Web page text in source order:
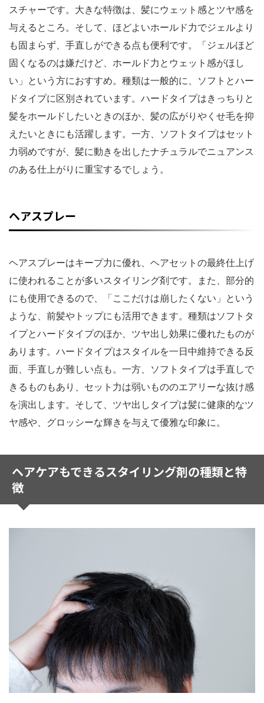
スチャーです。大きな特徴は、髪にウェット感とツヤ感を
与えるところ。そして、ほどよいホールド力でジェルより
も固まらず、手直しができる点も便利です。「ジェルほど
固くなるのは嫌だけど、ホールド力とウェット感がほし
い」という方におすすめ。種類は一般的に、ソフトとハー
ドタイプに区別されています。ハードタイプはきっちりと
髪をホールドしたいときのほか、髪の広がりやくせ毛を抑
えたいときにも活躍します。一方、ソフトタイプはセット
力弱めですが、髪に動きを出したナチュラルでニュアンス
のある仕上がりに重宝するでしょう。
ヘアスプレー
ヘアスプレーはキープ力に優れ、ヘアセットの最終仕上げ
に使われることが多いスタイリング剤です。また、部分的
にも使用できるので、「ここだけは崩したくない」という
ような、前髪やトップにも活用できます。種類はソフトタ
イプとハードタイプのほか、ツヤ出し効果に優れたものが
あります。ハードタイプはスタイルを一日中維持できる反
面、手直しが難しい点も。一方、ソフトタイプは手直しで
きるものもあり、セット力は弱いもののエアリーな抜け感
を演出します。そして、ツヤ出しタイプは髪に健康的なツ
ヤ感や、グロッシーな輝きを与えて優雅な印象に。
ヘアケアもできるスタイリング剤の種類と特
徴